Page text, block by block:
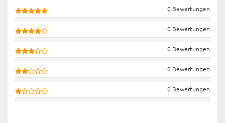
0 Bewertungen
0 Bewertungen
0 Bewertungen
0 Bewertungen
0 Bewertungen